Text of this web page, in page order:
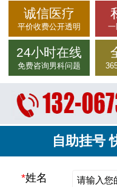
诚信医疗
平价收费公开透明
24小时在线
免费咨询男科问题
自助挂号
*姓名